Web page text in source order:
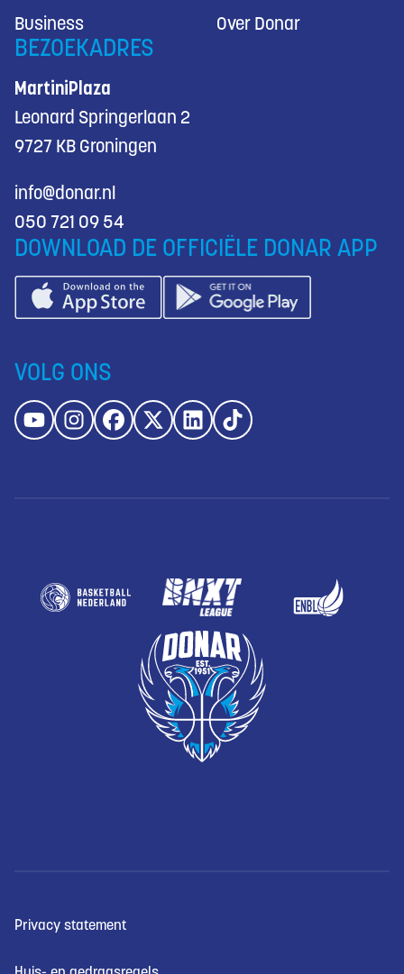
Business Over Donar
BEZOEKADRES
MartiniPlaza
Leonard Springerlaan 2
9727 KB Groningen
info@donar.nl
050 721 09 54
DOWNLOAD DE OFFICIËLE DONAR APP
VOLG ONS
Privacy statement